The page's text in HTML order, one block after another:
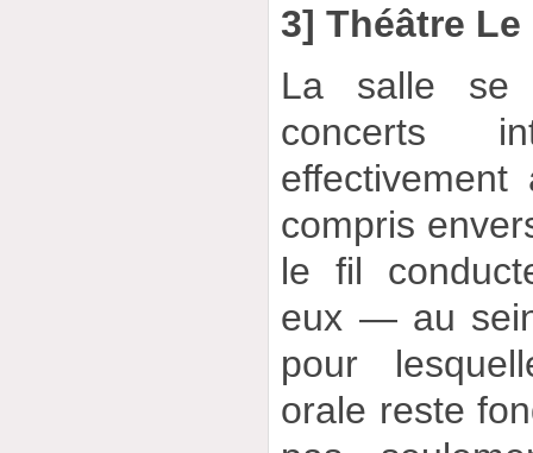
3] Théâtre
La salle se
concerts
compris
le fil
eux — au
pour
orale reste